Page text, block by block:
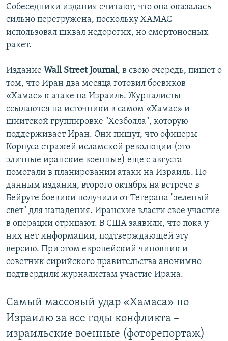
Собеседники издания считают, что она оказалась
сильно перегружена, поскольку ХАМАС
использовал шквал недорогих, но смертоносных
ракет.
Издание Wall Street Journal, в свою очередь, пишет о
том, что Иран два месяца готовил боевиков
«Хамас» к атаке на Израиль. Журналисты
ссылаются на источники в самом «Хамас» и
шиитской группировке "Хезболла", которую
поддерживает Иран. Они пишут, что офицеры
Корпуса стражей исламской революции (это
элитные иранские военные) еще с августа
помогали в планировании атаки на Израиль. По
данным издания, второго октября на встрече в
Бейруте боевики получили от Тегерана "зеленый
свет" для нападения. Иранские власти свое участие
в операции отрицают. В США заявили, что пока у
них нет информации, подтверждающей эту
версию. При этом европейский чиновник и
советник сирийского правительства анонимно
подтвердили журналистам участие Ирана.
Самый массовый удар «Хамаса» по
Израилю за все годы конфликта –
израильские военные (фоторепортаж)